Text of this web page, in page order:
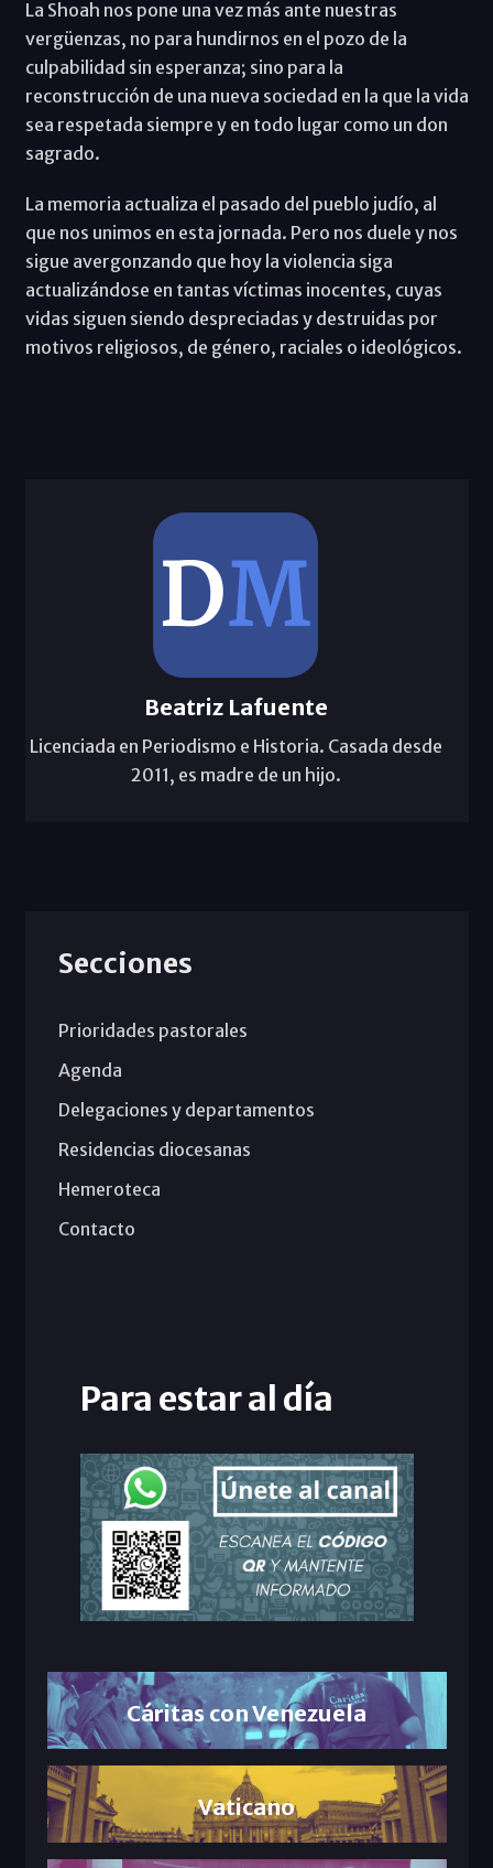
La Shoah nos pone una vez más ante nuestras
vergüenzas, no para hundirnos en el pozo de la
culpabilidad sin esperanza; sino para la
reconstrucción de una nueva sociedad en la que la vida
sea respetada siempre y en todo lugar como un don
sagrado.
La memoria actualiza el pasado del pueblo judío, al
que nos unimos en esta jornada. Pero nos duele y nos
sigue avergonzando que hoy la violencia siga
actualizándose en tantas víctimas inocentes, cuyas
vidas siguen siendo despreciadas y destruidas por
motivos religiosos, de género, raciales o ideológicos.
Beatriz Lafuente
Licenciada en Periodismo e Historia. Casada desde
2011, es madre de un hijo.
Secciones
Prioridades pastorales
Agenda
Delegaciones y departamentos
Residencias diocesanas
Hemeroteca
Contacto
Para estar al día
Cáritas con Venezuela
Vaticano